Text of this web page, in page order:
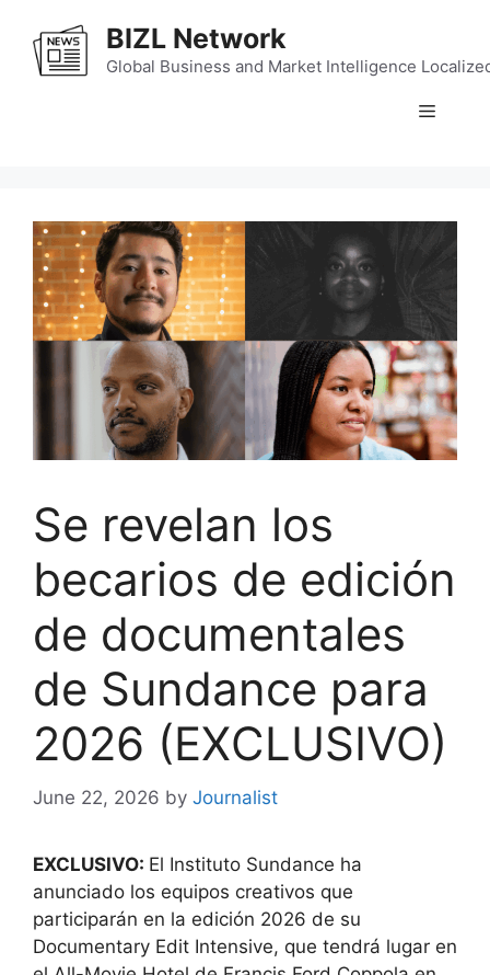
content
BIZL Network
Global Business and Market Intelligence
Menu
Se revelan los
becarios de edición
de documentales
de Sundance para
2026 (EXCLUSIVO)
June 22, 2026 by Journalist
EXCLUSIVO: El Instituto Sundance ha
anunciado los equipos creativos que
participarán en la edición 2026 de su
Documentary Edit Intensive, que tendrá lugar en